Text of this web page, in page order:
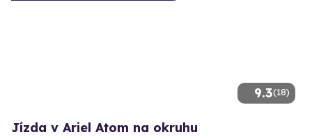
9.3(18)
Jízda v Ariel Atom na okruhu